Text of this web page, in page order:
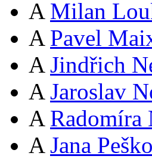
A Milan
A Pavel
A Jindřich
A Jaroslav
A Radomíra
A Jana